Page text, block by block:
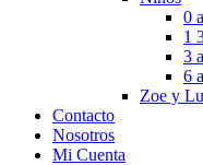
0
1
3
6
Zoe y
Contacto
Nosotros
Mi Cuenta